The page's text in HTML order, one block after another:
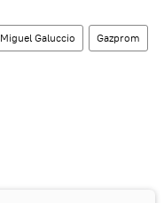
Miguel Galuccio Gazprom